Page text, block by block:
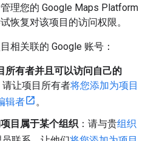
理您的 Google Maps Platform
恢复对该项目的访问权限。
相关联的 Google 账号：
所有者并且可以访问自己的
请让项目所有者将您添加为项目
辑者
。
目属于某个组织 ：请与贵组织